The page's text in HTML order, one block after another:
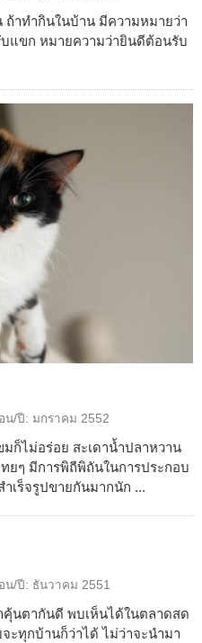
ถ้าทำกินในบ้าน มีความหมายว่า
แขก หมายความว่ายินดีต้อนรับ
น/ปี: มกราคม 2552
ก็ไม่อร่อย สะเดาน้ำปลาหวาน
ทยๆ มีการพิถีพิถันในการประกอบ
เร็จรูปขายกันมากนัก ...
น/ปี: ธันวาคม 2551
นตากันดี พบเห็นได้ในตลาดสด
ะทุกบ้านก็ว่าได้ ไม่ว่าจะนำมา